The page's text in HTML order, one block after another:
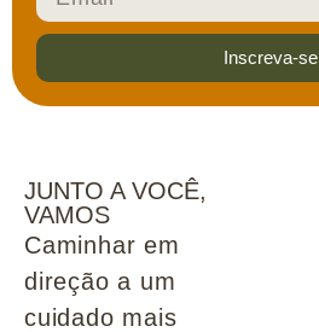
Inscreva-se
JUNTO A VOCÊ,
VAMOS
Caminhar em
direção a um
cuidado mais